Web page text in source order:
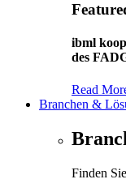
ibml
des
Read
Branchen &
Finden